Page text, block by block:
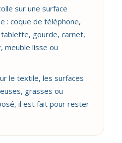
sur une surface
: coque de téléphone,
gourde, carnet,
meuble lisse ou
le textile, les surfaces
grasses ou
il est fait pour rester